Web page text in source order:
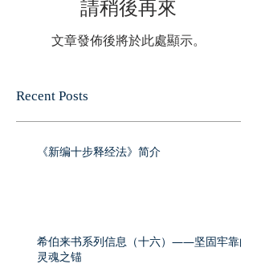
請稍後再來
文章發佈後將於此處顯示。
Recent Posts
《新编十步释经法》简介
希伯来书系列信息（十六）——坚固牢靠的
灵魂之锚